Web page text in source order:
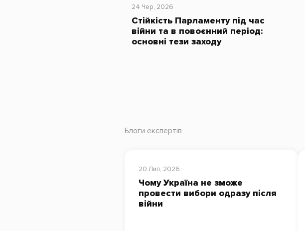
24 Чер, 2026
Стійкість Парламенту під час
війни та в повоєнний період:
основні тези заходу
Блоги експертів
20 Лип, 2026
Чому Україна не зможе
провести вибори одразу після
війни